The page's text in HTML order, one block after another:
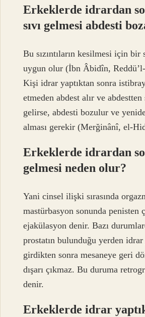
Erkeklerde idrardan
sıvı gelmesi abdesti
Bu sızıntıların kesilmesi için bir
uygun olur (İbn Âbidîn,
Kişi idrar yaptıktan sonra
etmeden abdest alır ve abdestten
gelirse, abdesti bozulur ve
alması gerekir (Merğinânî, el-
Erkeklerde idrardan
gelmesi neden olur?
Yani cinsel ilişki sırasında
mastürbasyon sonunda penisten
ejakülasyon denir. Bazı
prostatın bulunduğu yerden
girdikten sonra mesaneye geri
dışarı çıkmaz. Bu duruma
denir.
Erkeklerde idrar